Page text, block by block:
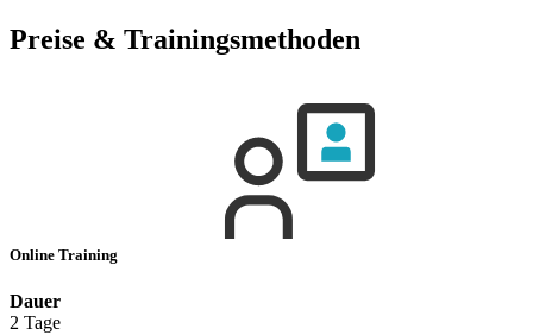
Preise & Trainingsmethoden
Online Training
Dauer
2 Tage